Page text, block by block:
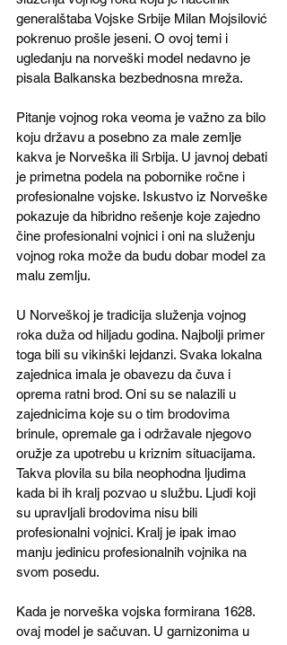
generalštaba Vojske Srbije Milan Mojsilović
pokrenuo prošle jeseni. O ovoj temi i
ugledanju na norveški model nedavno je
pisala Balkanska bezbednosna mreža.
Pitanje vojnog roka veoma je važno za bilo
koju državu a posebno za male zemlje
kakva je Norveška ili Srbija. U javnoj debati
je primetna podela na pobornike ročne i
profesionalne vojske. Iskustvo iz Norveške
pokazuje da hibridno rešenje koje zajedno
čine profesionalni vojnici i oni na služenju
vojnog roka može da budu dobar model za
malu zemlju.
U Norveškoj je tradicija služenja vojnog
roka duža od hiljadu godina. Najbolji primer
toga bili su vikinški lejdanzi. Svaka lokalna
zajednica imala je obavezu da čuva i
oprema ratni brod. Oni su se nalazili u
zajednicima koje su o tim brodovima
brinule, opremale ga i održavale njegovo
oružje za upotrebu u kriznim situacijama.
Takva plovila su bila neophodna ljudima
kada bi ih kralj pozvao u službu. Ljudi koji
su upravljali brodovima nisu bili
profesionalni vojnici. Kralj je ipak imao
manju jedinicu profesionalnih vojnika na
svom posedu.
Kada je norveška vojska formirana 1628.
ovaj model je sačuvan. U garnizonima u